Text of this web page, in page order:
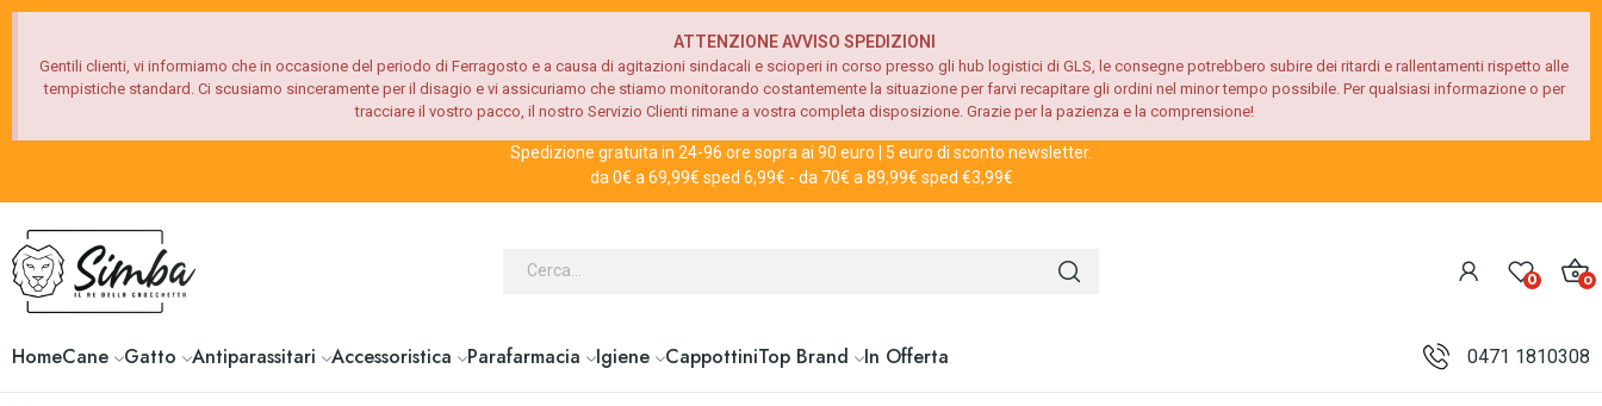
ATTENZIONE AVVISO SPEDIZIONI
Gentili clienti, vi informiamo che in occasione del periodo di Ferragosto e a causa di agitazioni sindacali e scioperi in corso presso gli hub logistici di GLS, le consegne potrebbero subire dei ritardi e rallentamenti rispetto alle
tempistiche standard. Ci scusiamo sinceramente per il disagio e vi assicuriamo che stiamo monitorando costantemente la situazione per farvi recapitare gli ordini nel minor tempo possibile. Per qualsiasi informazione o per
tracciare il vostro pacco, il nostro Servizio Clienti rimane a vostra completa disposizione. Grazie per la pazienza e la comprensione!
Spedizione gratuita in 24-96 ore sopra ai 90 euro | 5 euro di sconto newsletter.
da 0€ a 69,99€ sped 6,99€ - da 70€ a 89,99€ sped €3,99€
0 0
HomeCane Gatto Antiparassitari Accessoristica Parafarmacia Igiene CappottiniTop Brand In Offerta 0471 1810308